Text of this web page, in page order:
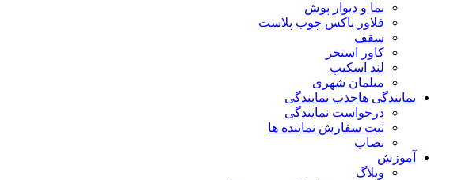
نما و دیوار پوش
فلاور باکس چوب پلاست
سقف
کاور استخر
لند اسکیپ
مبلمان شهری
نمایندگی هاجذب نمایندگی
درخواست نمایندگی
ثبت سفارش نماینده ها
نصاب
آموزش
وبلاگ